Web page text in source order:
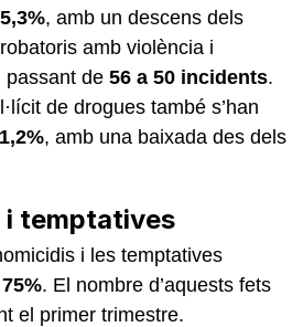
, amb un descens dels
amb violència i
passant de 56 a 50 incidents.
de drogues també s’han
, amb una baixada des dels
i temptatives
i les temptatives
75%. El nombre d’aquests fets
el primer trimestre.